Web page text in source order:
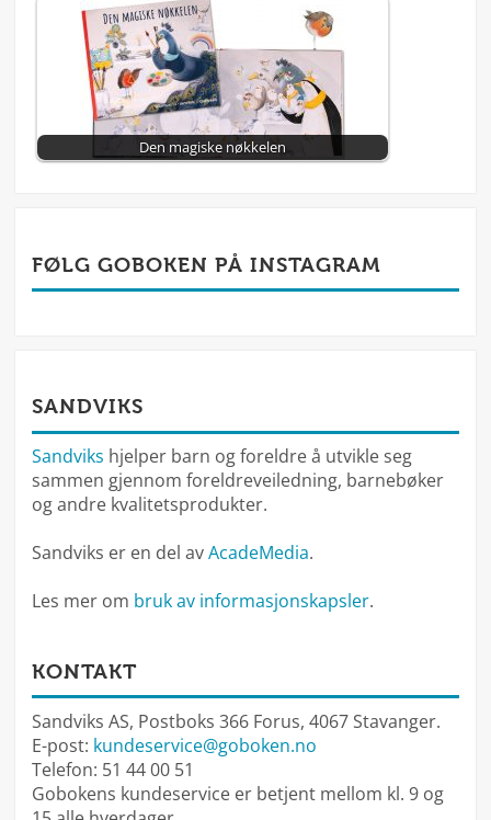
Den magiske nøkkelen
FØLG GOBOKEN PÅ INSTAGRAM
SANDVIKS
Sandviks hjelper barn og foreldre å utvikle seg
sammen gjennom foreldreveiledning, barnebøker
og andre kvalitetsprodukter.
Sandviks er en del avAcadeMedia.
Les mer om bruk av informasjonskapsler.
KONTAKT
Sandviks AS, Postboks 366 Forus, 4067 Stavanger.
E-post: kundeservice@goboken.no
Telefon: 51 44 00 51
Gobokens kundeservice er betjent mellom kl. 9 og